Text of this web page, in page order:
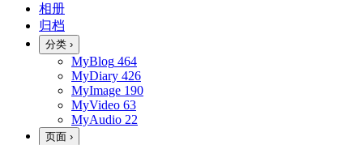
相册
归档
分类 ›
MyBlog 464
MyDiary 426
MyImage 190
MyVideo 63
MyAudio 22
页面 ›